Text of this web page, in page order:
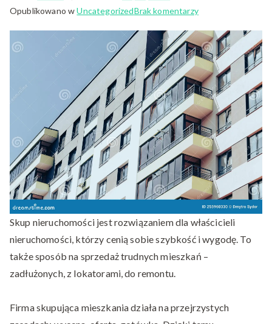
Opublikowano wUncategorizedBrak komentarzydo
działa
skup
mieszkań
za
gotówkę?
Skup nieruchomości jest rozwiązaniem dla właścicieli
nieruchomości, którzy cenią sobie szybkość i wygodę. To
także sposób na sprzedaż trudnych mieszkań –
zadłużonych, z lokatorami, do remontu.
Firma skupująca mieszkania działa na przejrzystych